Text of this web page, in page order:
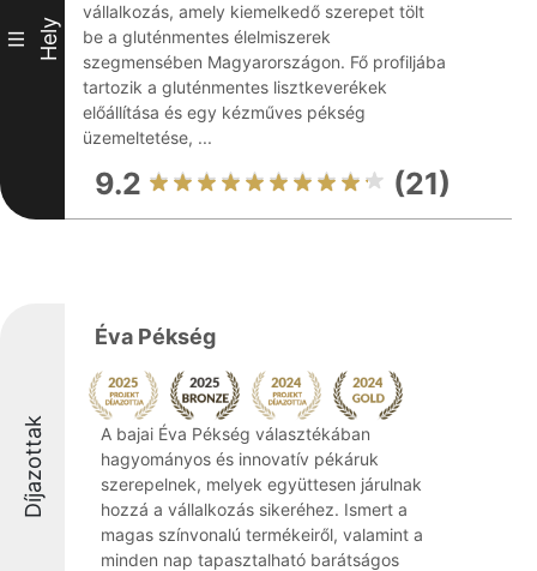
III Hely
vállalkozás, amely kiemelkedő szerepet tölt
be a gluténmentes élelmiszerek
szegmensében Magyarországon. Fő profiljába
tartozik a gluténmentes lisztkeverékek
előállítása és egy kézműves pékség
üzemeltetése, ...
9.2 (21)
Díjazottak
Éva Pékség
A bajai Éva Pékség választékában
hagyományos és innovatív pékáruk
szerepelnek, melyek együttesen járulnak
hozzá a vállalkozás sikeréhez. Ismert a
magas színvonalú termékeiről, valamint a
minden nap tapasztalható barátságos